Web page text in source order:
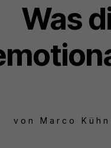
Was
von Marco Kühn